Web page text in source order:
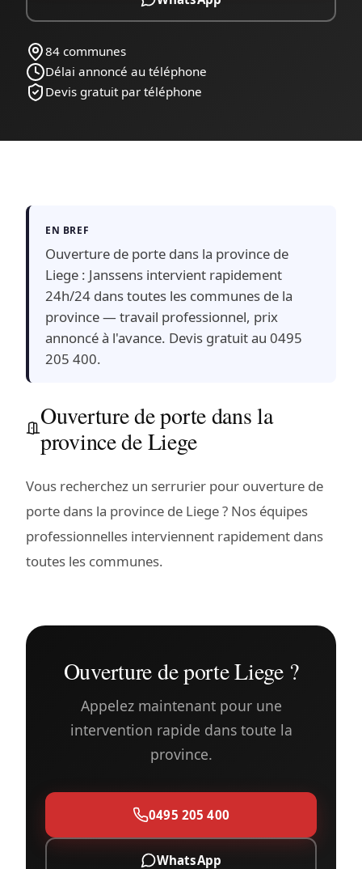
84 communes
Délai annoncé au téléphone
Devis gratuit par téléphone
EN BREF
Ouverture de porte dans la province de
Liege : Janssens intervient rapidement
24h/24 dans toutes les communes de la
province — travail professionnel, prix
annoncé à l'avance. Devis gratuit au 0495
205 400.
Ouverture de porte dans la
province de Liege
Vous recherchez un serrurier pour ouverture de
porte dans la province de Liege ? Nos équipes
professionnelles interviennent rapidement dans
toutes les communes.
Ouverture de porte Liege ?
Appelez maintenant pour une
intervention rapide dans toute la
province.
0495 205 400
WhatsApp